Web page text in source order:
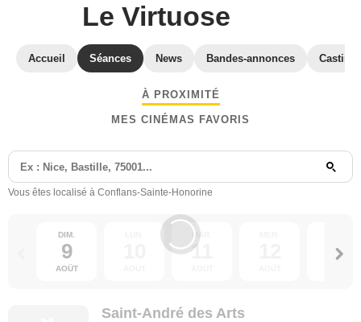
Le Virtuose
Accueil Séances News Bandes-annonces Casting
À PROXIMITÉ
MES CINÉMAS FAVORIS
Vous êtes localisé à Conflans-Sainte-Honorine
DIM.
9
AOÛT
11 13
Saint-André des Arts